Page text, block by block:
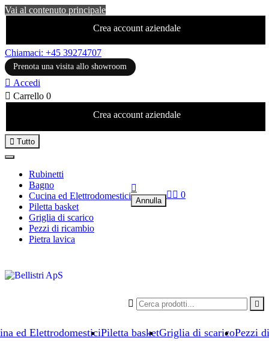
Vai al contenuto principale
Crea account aziendale
Chiamaci: +45 39274707
Prenota una visita allo showroom
 Accedi
 Carrello 0
Crea account aziendale
ed ElettrodomesticiPiletta basketGriglia di scaricoPezzi
 Tutto
Rubinetti
Bagno
Cucina ed Elettrodomestici
Piletta basket
Griglia di scarico
Pezzi di ricambio
Pietra lavica
 

Annulla
  0